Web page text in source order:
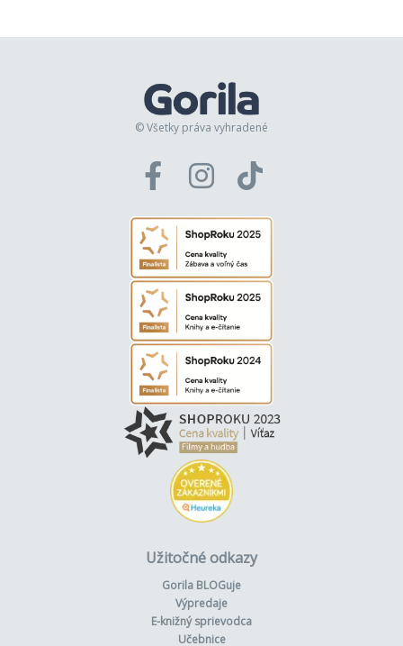
© Všetky práva vyhradené
Užitočné odkazy
Gorila BLOGuje
Výpredaje
E-knižný sprievodca
Učebnice